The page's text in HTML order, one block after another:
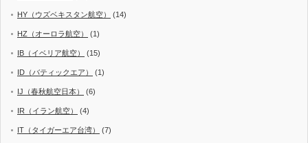
HY（ウズベキスタン航空） (14)
HZ（オーロラ航空） (1)
IB（イベリア航空） (15)
ID（バティックエア） (1)
IJ（春秋航空日本） (6)
IR（イラン航空） (4)
IT（タイガーエア台湾） (7)